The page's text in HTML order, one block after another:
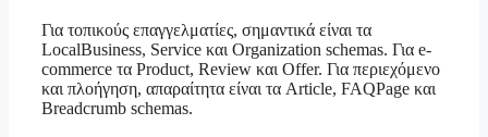
Για τοπικούς επαγγελματίες, σημαντικά είναι τα
LocalBusiness, Service και Organization schemas. Για e-
commerce τα Product, Review και Offer. Για περιεχόμενο
και πλοήγηση, απαραίτητα είναι τα Article, FAQPage και
Breadcrumb schemas.